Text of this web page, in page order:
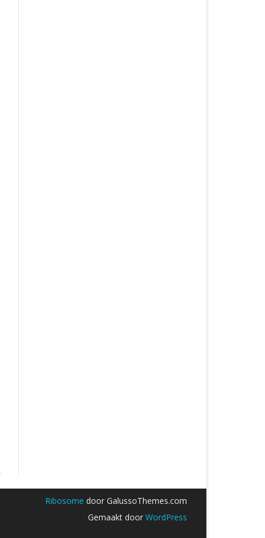
Ribosome door GalussoThemes.com
Gemaakt door WordPress